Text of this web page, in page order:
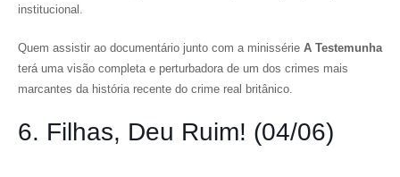
institucional.
Quem assistir ao documentário junto com a minissérie A Testemunha
terá uma visão completa e perturbadora de um dos crimes mais
marcantes da história recente do crime real britânico.
6. Filhas, Deu Ruim! (04/06)